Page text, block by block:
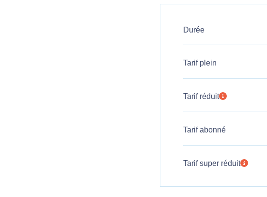
Durée
Tarif plein
Tarif réduit
Tarif abonné
Tarif super réduit